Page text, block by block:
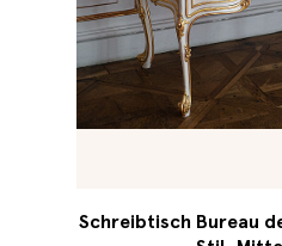
Schreibtisch Bureau